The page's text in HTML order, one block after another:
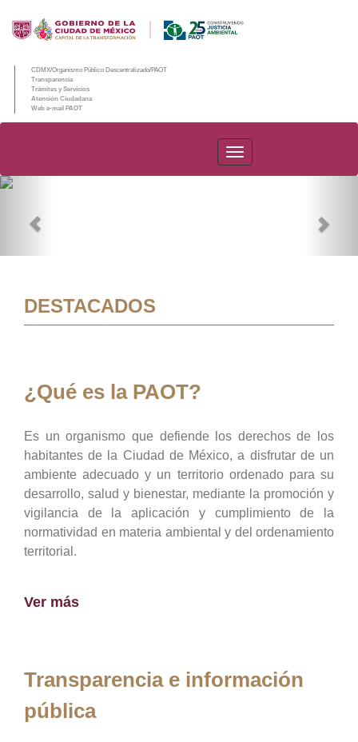
CDMX/Organismo Público Descentralizado/PAOT
Transparencia
Trámites y Servicios
Atención Ciudadana
Web e-mail PAOT
PAOT
DESTACADOS
¿Qué es la PAOT?
Es un organismo que defiende los derechos de los
habitantes de la Ciudad de México, a disfrutar de un
ambiente adecuado y un territorio ordenado para su
desarrollo, salud y bienestar, mediante la promoción y
vigilancia de la aplicación y cumplimiento de la
normatividad en materia ambiental y del ordenamiento
territorial.
Ver más
Transparencia e información
pública